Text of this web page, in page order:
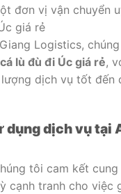
đơn vị vận chuyển
giá rẻ
Logistics,
lù đù đi Úc giá rẻ,
dịch vụ tốt đến
dụng dịch vụ tại
tôi cam kết
cạnh tranh cho việc